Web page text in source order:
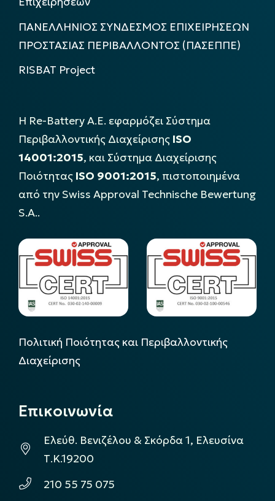
ΠΑΝΕΛΛΗΝΙΟΣ ΣΥΝΔΕΣΜΟΣ ΕΠΙΧΕΙΡΗΣΕΩΝ
ΠΡΟΣΤΑΣΙΑΣ ΠΕΡΙΒΑΛΛΟΝΤΟΣ (ΠΑΣΕΠΠΕ)
RISBAT Project
Η Re-Battery Α.Ε. εφαρμόζει Σύστημα
Περιβαλλοντικής Διαχείρισης ISO
14001:2015, και Σύστημα Διαχείρισης
Ποιότητας ISO 9001:2015, πιστοποιημένα
από την Swiss Approval Technische Bewertung
S.A..
Πολιτική Ποιότητας και Περιβαλλοντικής
Διαχείρισης
Επικοινωνία
Ελεύθ. Βενιζέλου & Σκόρδα 1, Ελευσίνα
Τ.Κ.19200
210 55 75 075